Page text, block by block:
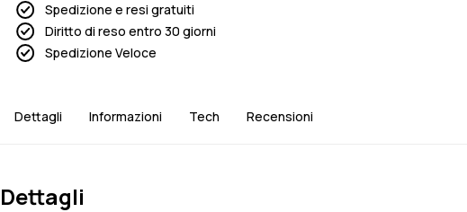
Spedizione e resi gratuiti
Diritto di reso entro 30 giorni
Spedizione Veloce
Dettagli Informazioni Tech Recensioni
Dettagli